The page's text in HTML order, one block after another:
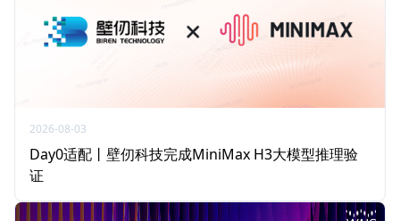
2026-08-03
Day0适配丨壁仞科技完成MiniMax H3大模型推理验
证